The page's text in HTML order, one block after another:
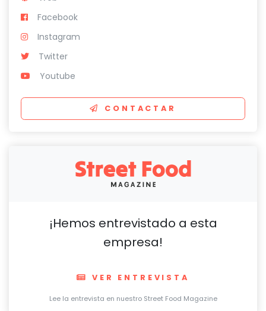
Facebook
Instagram
Twitter
Youtube
CONTACTAR
¡Hemos entrevistado a esta
empresa!
VER ENTREVISTA
Lee la entrevista en nuestro Street Food Magazine